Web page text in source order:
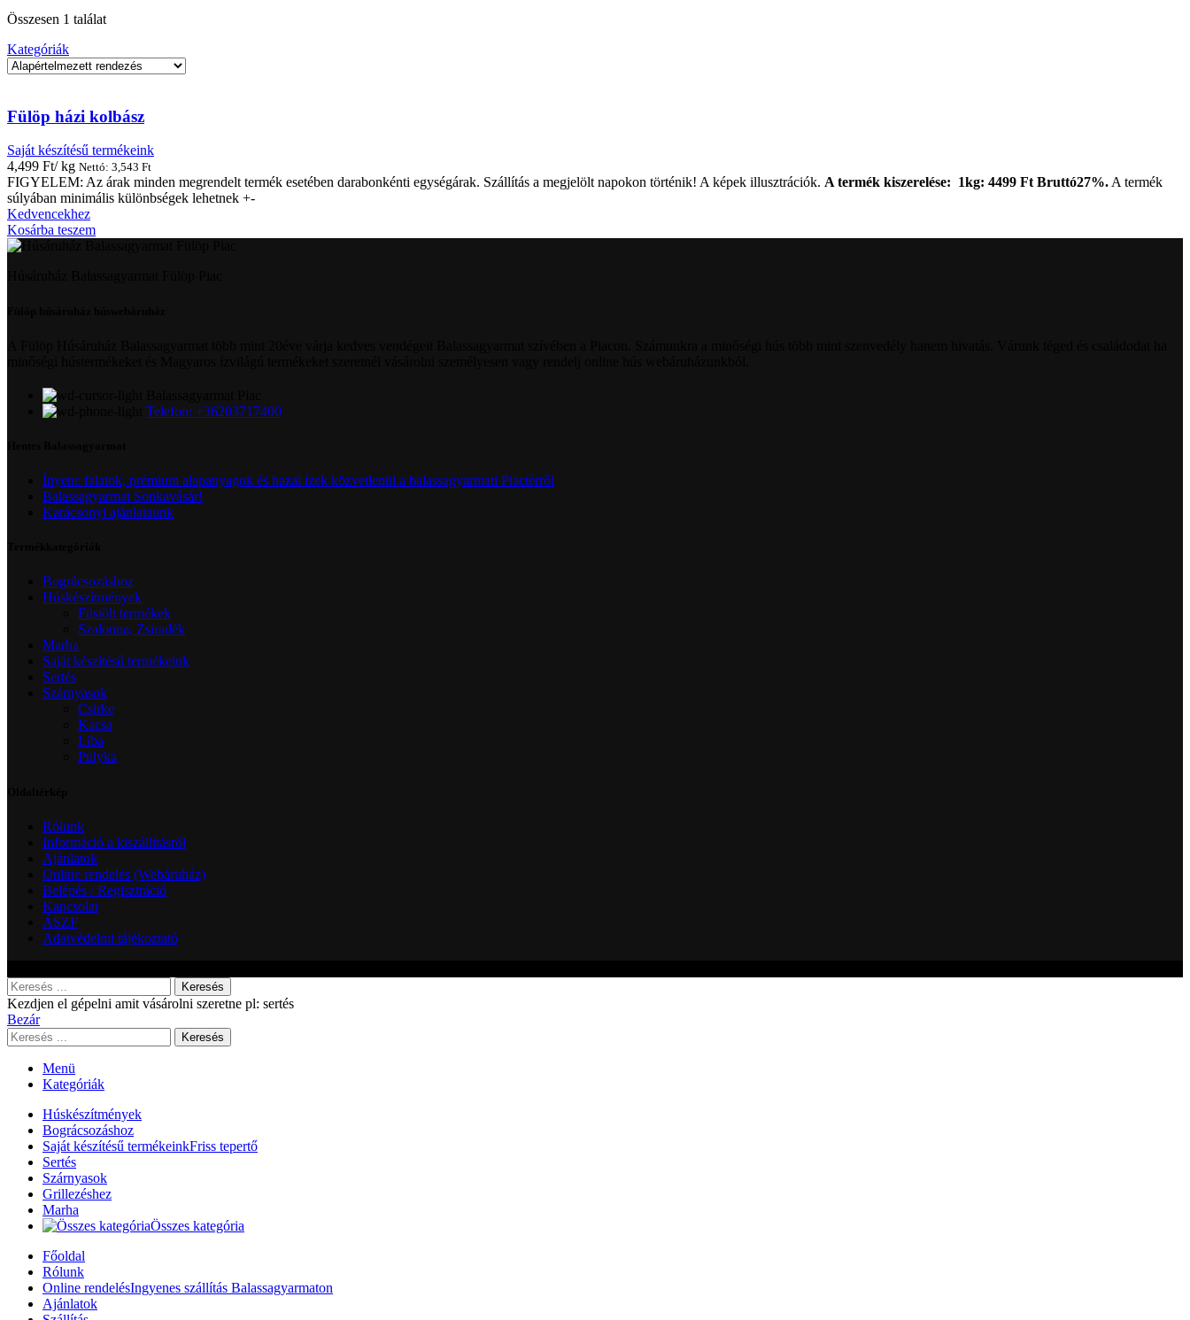
Összesen 1 találat
Kategóriák
Fülöp házi kolbász
Saját készítésű termékeink
4,499 Ft/ kg Nettó: 3,543 Ft
FIGYELEM: Az árak minden megrendelt termék esetében darabonkénti egységárak. Szállítás a megjelölt napokon történik! A képek illusztrációk. A termék kiszerelése: 1kg: 4499 Ft Bruttó27%. A termék
súlyában minimális különbségek lehetnek +-
Kedvencekhez
Kosárba teszem
Telefon: +36203717400
Ínyenc falatok, prémium alapanyagok és hazai ízek közvetlenül a balassagyarmati Piactérről
Balassagyarmat Sonkavásár!
Karácsonyi ajánlataunk
Bográcsozáshoz
Húskészítmények
Füstölt termékek
Szalonna, Zsiradék
Marha
Saját készítésű termékeink
Sertés
Szárnyasok
Csirke
Kacsa
Liba
Pulyka
Rólunk
Információ a kiszállításról
Ajánlatok
Online rendelés (Webáruház)
Belépés / Regisztráció
Kapcsolat
ÁSZF
Adatvédelmi tájékoztató
Keresés
Kezdjen el gépelni amit vásárolni szeretne pl: sertés
Bezár
Keresés
Menü
Kategóriák
Húskészítmények
Bográcsozáshoz
Saját készítésű termékeinkFriss tepertő
Sertés
Szárnyasok
Grillezéshez
Marha
Összes kategória
Főoldal
Rólunk
Online rendelésIngyenes szállítás Balassagyarmaton
Ajánlatok